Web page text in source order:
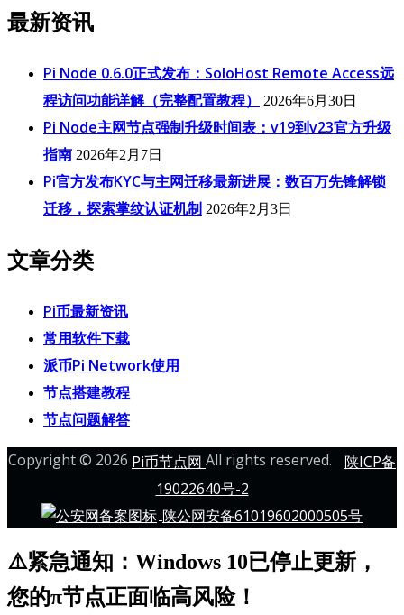
最新资讯
Pi Node 0.6.0正式发布：SoloHost Remote Access远
程访问功能详解（完整配置教程）
2026年6月30日
Pi Node主网节点强制升级时间表：v19到v23官方升级
指南 2026年2月7日
Pi官方发布KYC与主网迁移最新进展：数百万先锋解锁
迁移，探索掌纹认证机制 2026年2月3日
文章分类
Pi币最新资讯
常用软件下载
派币Pi Network使用
节点搭建教程
节点问题解答
Copyright © 2026 Pi币节点网 All rights reserved.
陕ICP备
19022640号-2
陕公网安备61019602000505号
⚠️紧急通知：Windows 10已停止更新，
您的π节点正面临高风险！